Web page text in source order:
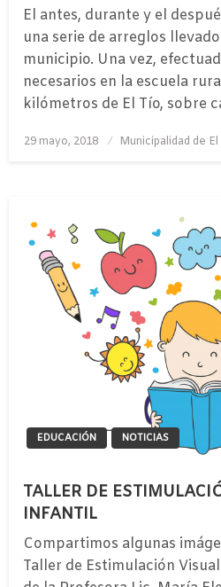
El antes, durante y el
una serie de arreglos
municipio. Una vez,
necesarios en la escuela
kilómetros de El Tío, sobre
Publicado
29 mayo, 2018 Municipalidad de El
EDUCACIÓN NOTICIAS
TALLER DE
INFANTIL
Compartimos algunas
Taller de Estimulación